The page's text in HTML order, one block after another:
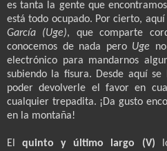
es tanta la gente que
está todo ocupado. Por cierto,
García (Uge), que comparte
conocemos de nada pero Uge
electrónico para mandarnos
subiendo la fisura. Desde aquí se
poder devolverle el favor en
cualquier trepadita. ¡Da gusto
en la montaña!
Elquinto y último largo (V)